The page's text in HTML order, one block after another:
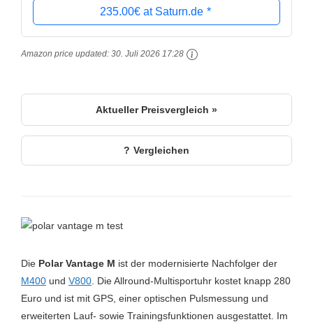
235.00€ at Saturn.de
Amazon price updated: 30. Juli 2026 17:28
Aktueller Preisvergleich »
Vergleichen
Die Polar Vantage M ist der modernisierte Nachfolger der
M400 und V800 . Die Allround-Multisportuhr kostet knapp 280
Euro und ist mit GPS, einer optischen Pulsmessung und
erweiterten Lauf- sowie Trainingsfunktionen ausgestattet. Im